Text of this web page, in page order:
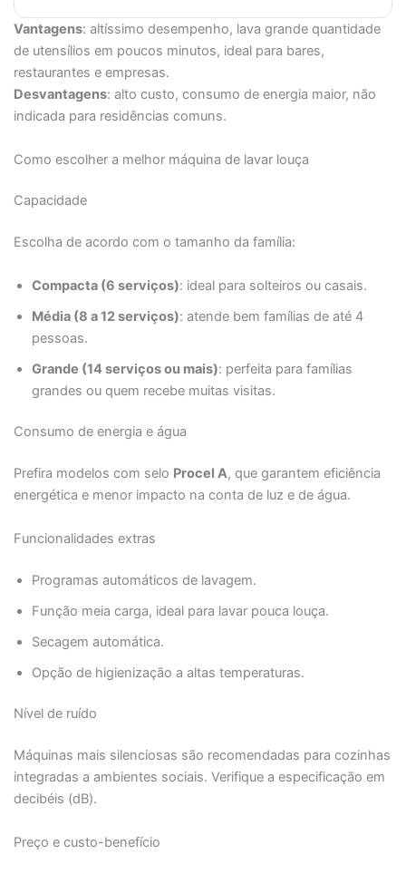
Vantagens: altíssimo desempenho, lava grande quantidade
de utensílios em poucos minutos, ideal para bares,
restaurantes e empresas.
Desvantagens: alto custo, consumo de energia maior, não
indicada para residências comuns.
Como escolher a melhor máquina de lavar louça
Capacidade
Escolha de acordo com o tamanho da família:
Compacta (6 serviços): ideal para solteiros ou casais.
Média (8 a 12 serviços): atende bem famílias de até 4
pessoas.
Grande (14 serviços ou mais): perfeita para famílias
grandes ou quem recebe muitas visitas.
Consumo de energia e água
Prefira modelos com selo Procel A, que garantem eficiência
energética e menor impacto na conta de luz e de água.
Funcionalidades extras
Programas automáticos de lavagem.
Função meia carga, ideal para lavar pouca louça.
Secagem automática.
Opção de higienização a altas temperaturas.
Nível de ruído
Máquinas mais silenciosas são recomendadas para cozinhas
integradas a ambientes sociais. Verifique a especificação em
decibéis (dB).
Preço e custo-benefício